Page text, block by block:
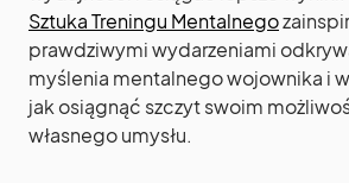
Sztuka Treningu Mentalnego
prawdziwymi wydarzeniami
myślenia mentalnego wojownika i
jak osiągnąć szczyt swoim
własnego umysłu.